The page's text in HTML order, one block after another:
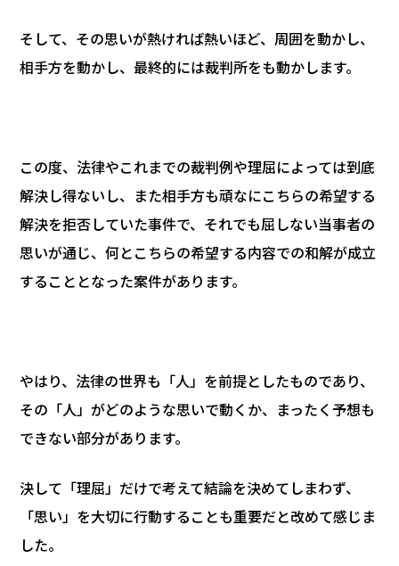
そして、その思いが熱ければ熱いほど、周囲を動かし、
相手方を動かし、最終的には裁判所をも動かします。
この度、法律やこれまでの裁判例や理屈によっては到底
解決し得ないし、また相手方も頑なにこちらの希望する
解決を拒否していた事件で、それでも屈しない当事者の
思いが通じ、何とこちらの希望する内容での和解が成立
することとなった案件があります。
やはり、法律の世界も「人」を前提としたものであり、
その「人」がどのような思いで動くか、まったく予想も
できない部分があります。
決して「理屈」だけで考えて結論を決めてしまわず、
「思い」を大切に行動することも重要だと改めて感じま
した。